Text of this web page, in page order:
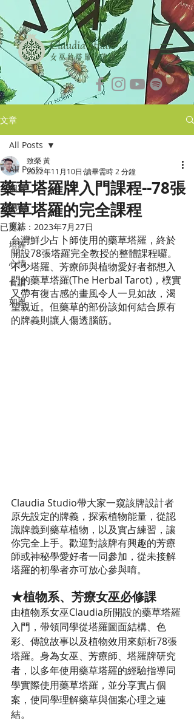
文章
All Posts
個案
測驗
魔法
塔羅
心情
食譜
如恩
All Posts
藥草塔羅牌入門課程--78張
藥草塔羅的完全課程
致榮 黃
2022年11月10日 讀畢需時 2 分鐘
已更新： 2023年7月27日
台灣鮮少占卜師使用的藥草塔羅，終於
開設78張塔羅完全教授的整體課程囉。
不少塔羅、芳療師與植物愛好者都想入
門的藥草塔羅(The Herbal Tarot)，樸實
又帶有復古感的畫風令人一見如故，渴
望親近。但藥草的部份該如何結合原有
的牌義則讓人傷透腦筋。
Claudia Studio帶大家一窺該牌設計者
原先設定的牌義，探索植物能量，從認
識牌義到藥草植物，以及實占練習，讓
你完全上手。歡迎對該牌有興趣的芳療
師或神秘學愛好者一同參加，從未接解
塔羅的初學者亦可放心參與唷。
★植物系、芳療女巫必修課
由植物系女巫Claudia所開設的藥草塔羅
入門，帶領同學從塔羅圖面結構、色
彩、傳說故事以及植物效用來頗析78張
塔羅。身為女巫、芳療師、塔羅牌研究
者，以多年使用藥草塔羅的經驗指導同
學實際使用藥草塔羅，並分享實占個
案，使同學理解藥草與個案心理之連
結。